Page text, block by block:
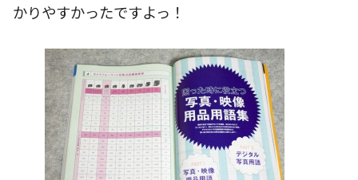
かりやすかったですよっ！